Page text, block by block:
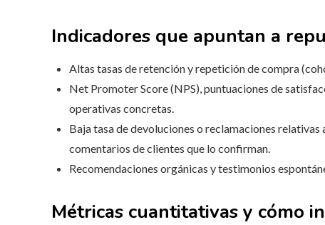
Indicadores que apuntan a
Altas tasas de retención y repetición de compra
Net Promoter Score (NPS), puntuaciones de
operativas concretas.
Baja tasa de devoluciones o reclamaciones
comentarios de clientes que lo confirman.
Recomendaciones orgánicas y testimonios
Métricas cuantitativas y cómo